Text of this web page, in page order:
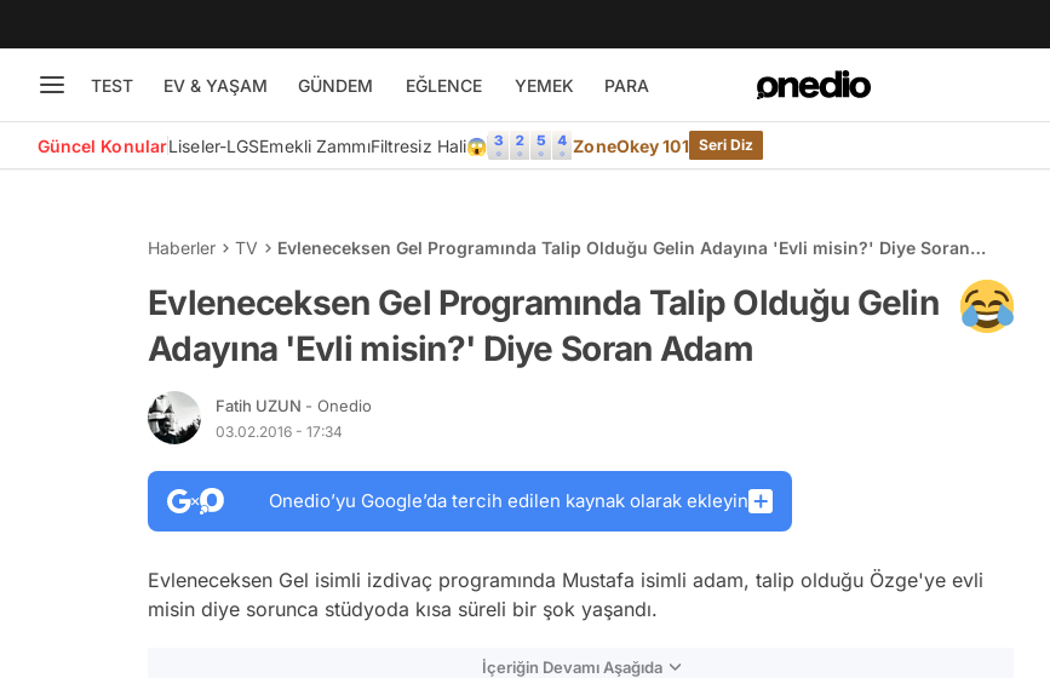
TEST EV & YAŞAM GÜNDEM EĞLENCE YEMEK PARA
Güncel KonularLiseler-LGSEmekli ZammıFiltresiz Hali😱 ZoneOkey 101 Seri Diz
Haberler TV
Evleneceksen Gel Programında Talip Olduğu Gelin Adayına 'Evli misin?' Diye Soran
Evleneceksen Gel Programında Talip Olduğu Gelin
Adayına 'Evli misin?' Diye Soran Adam
Fatih UZUN - Onedio
03.02.2016 - 17:34
Onedio’yu Google’da tercih edilen kaynak olarak ekleyin
Evleneceksen Gel isimli izdivaç programında Mustafa isimli adam, talip olduğu Özge'ye evli
misin diye sorunca stüdyoda kısa süreli bir şok yaşandı.
İçeriğin Devamı Aşağıda